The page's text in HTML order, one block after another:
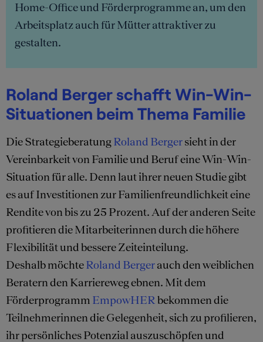
Home-Office und Förderprogramme an, um den
Arbeitsplatz auch für Mütter attraktiver zu
gestalten.
Roland Berger schafft Win-Win-
Situationen beim Thema Familie
Die StrategieberatungRoland Bergersieht in der
Vereinbarkeit von Familie und Beruf eine Win-Win-
Situation für alle. Denn laut ihrer neuen Studie gibt
es auf Investitionen zur Familienfreundlichkeit eine
Rendite von bis zu 25 Prozent. Auf der anderen Seite
profitieren die Mitarbeiterinnen durch die höhere
Flexibilität und bessere Zeiteinteilung.
Deshalb möchteRoland Bergerauch den weiblichen
Beratern den Karriereweg ebnen. Mit dem
Förderprogramm EmpowHER bekommen die
Teilnehmerinnen die Gelegenheit, sich zu profilieren,
ihr persönliches Potenzial auszuschöpfen und